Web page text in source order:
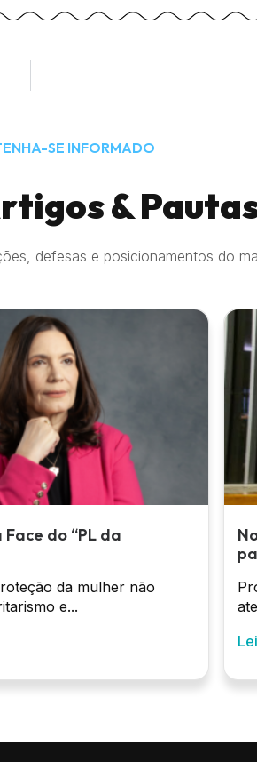
SE INFORMADO
&
defesas e posicionamentos do
do “PL da
da mulher não
e...